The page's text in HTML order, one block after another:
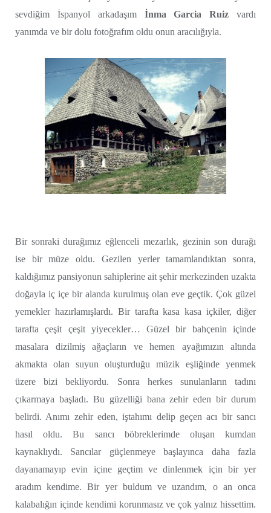
sevdiğim İspanyol arkadaşım İnma Garcia Ruiz vardı
yanımda ve bir dolu fotoğrafım oldu onun aracılığıyla.
Bir sonraki durağımız eğlenceli mezarlık, gezinin son durağı
ise bir müze oldu. Gezilen yerler tamamlandıktan sonra,
kaldığımız pansiyonun sahiplerine ait şehir merkezinden uzakta
doğayla iç içe bir alanda kurulmuş olan eve geçtik. Çok güzel
yemekler hazırlamışlardı. Bir tarafta kasa kasa içkiler, diğer
tarafta çeşit çeşit yiyecekler… Güzel bir bahçenin içinde
masalara dizilmiş ağaçların ve hemen ayağımızın altında
akmakta olan suyun oluşturduğu müzik eşliğinde yenmek
üzere bizi bekliyordu. Sonra herkes sunulanların tadını
çıkarmaya başladı. Bu güzelliği bana zehir eden bir durum
belirdi. Anımı zehir eden, iştahımı delip geçen acı bir sancı
hasıl oldu. Bu sancı böbreklerimde oluşan kumdan
kaynaklıydı. Sancılar güçlenmeye başlayınca daha fazla
dayanamayıp evin içine geçtim ve dinlenmek için bir yer
aradım kendime. Bir yer buldum ve uzandım, o an onca
kalabalığın içinde kendimi korunmasız ve çok yalnız hissettim.